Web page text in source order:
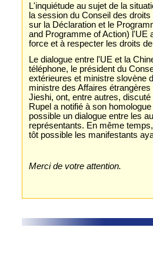
L'inquiétude au sujet de la
la session du Conseil des
sur la Déclaration et le
and Programme of Action) l'UE
force et à respecter les droits
Le dialogue entre l'UE et la
téléphone, le président du
extérieures et ministre slovène
ministre des Affaires
Jieshi, ont, entre autres,
Rupel a notifié à son
possible un dialogue entre les
représentants. En même
tôt possible les manifestants
Merci de votre attention.